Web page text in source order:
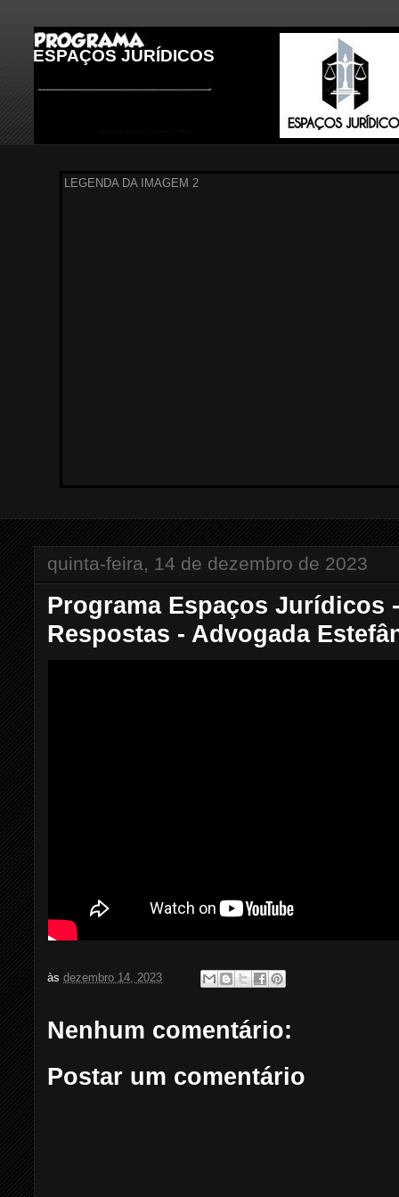
ESPAÇOS JURÍDICOS
LEGENDA DA IMAGEM 3
quinta-feira, 14 de dezembro de 2023
Programa Espaços Jurídicos
Respostas - Advogada
àsdezembro 14, 2023
Nenhum comentário:
Postar um comentário